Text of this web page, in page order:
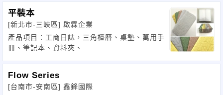
平裝本
[新北市-三峽區] 啟霖企業
產品項目：工商日誌，三角檯曆、桌墊、萬用手
冊、筆記本、資料夾、
Flow Series
[台南市-安南區] 鑫鋒國際